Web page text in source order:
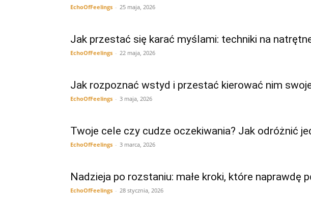
EchoOfFeelings - 25 maja, 2026
Jak przestać się karać myślami: techniki na
EchoOfFeelings - 22 maja, 2026
Jak rozpoznać wstyd i przestać kierować nim
EchoOfFeelings - 3 maja, 2026
Twoje cele czy cudze oczekiwania? Jak odróżnić
EchoOfFeelings - 3 marca, 2026
Nadzieja po rozstaniu: małe kroki, które naprawdę
EchoOfFeelings - 28 stycznia, 2026